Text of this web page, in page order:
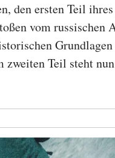
den ersten Teil
vom russischen
zweiten Teil steht